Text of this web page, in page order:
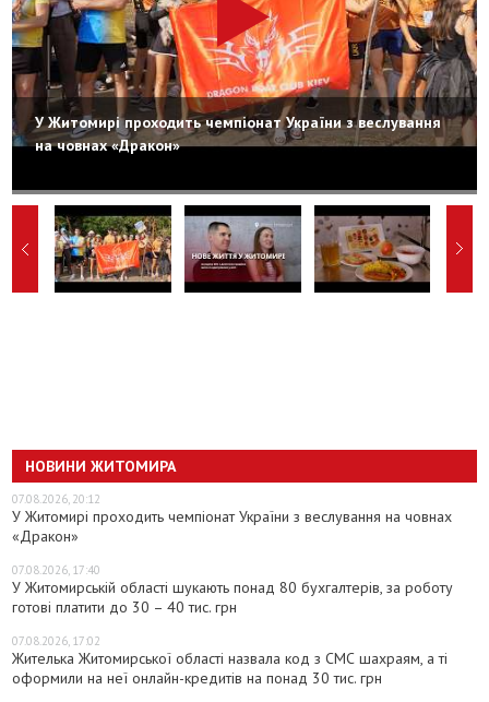
У Житомирі проходить чемпіонат України з веслування
на човнах «Дракон»
НОВИНИ ЖИТОМИРА
07.08.2026, 20:12
У Житомирі проходить чемпіонат України з веслування на човнах
«Дракон»
07.08.2026, 17:40
У Житомирській області шукають понад 80 бухгалтерів, за роботу
готові платити до 30 – 40 тис. грн
07.08.2026, 17:02
Жителька Житомирської області назвала код з СМС шахраям, а ті
оформили на неї онлайн-кредитів на понад 30 тис. грн